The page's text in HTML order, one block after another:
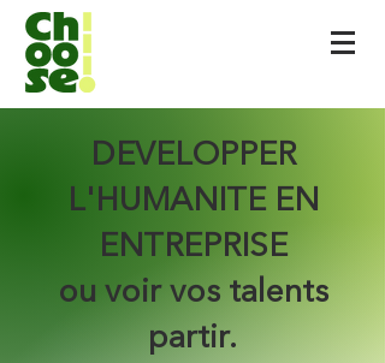
DEVELOPPER
L'HUMANITE EN
ENTREPRISE
ou voir vos talents
partir.